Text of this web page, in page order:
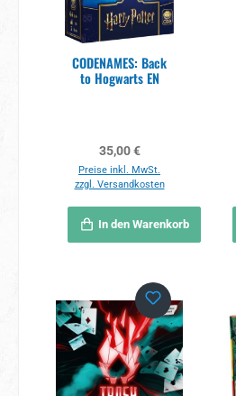
CODENAMES: Back
to Hogwarts EN
Regulärer Preis:
35,00 €
Preise inkl. MwSt.
zzgl. Versandkosten
In den Warenkorb